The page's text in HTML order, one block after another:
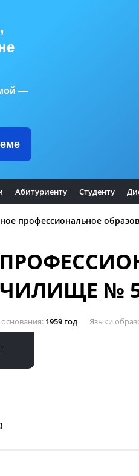
—
Абитуриенту Студенту
профессиональное
№
1959 год Языки